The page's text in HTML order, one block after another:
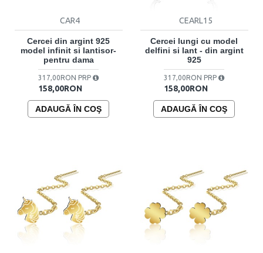
CAR4
Cercei din argint 925
model infinit si lantisor-
pentru dama
158,00RON
317,00RON PRP
ADAUGĂ ÎN COŞ
CEARL15
Cercei lungi cu model
delfini si lant - din argint
925
158,00RON
317,00RON PRP
ADAUGĂ ÎN COŞ